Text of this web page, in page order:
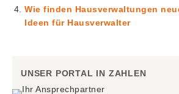
Wie finden Hausverwaltungen
Ideen für Hausverwalter
UNSER PORTAL IN ZAHLEN